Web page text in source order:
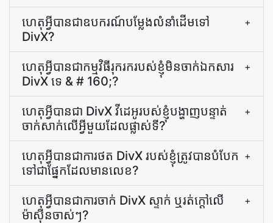
ហេតុ​អ្វី​បាន​ជា​ឧបករណ៍​បម្លែង​លំនាំដើម​ទៅ
DivX?
+
ហេតុ​អ្វី​បាន​ជា​កម្មវិធី​រុករក​របស់​ខ្ញុំ​មិន​ចាក់​ឯកសារ
DivX ទេ & # 160;?
+
ហេតុអ្វីបានជា DivX វីដេអូរបស់ខ្ញុំបង្ហាញបន្ទាត់
ចាក់សាក់លើអ្វីមួយដែលផ្លាស់ទី?
+
ហេតុអ្វី​បាន​ជា​ការ​ថត DivX របស់​ខ្ញុំ​ត្រូវ​បាន​បំបែក​
ទៅ​ជា​ផ្នែក​ដែល​មាន​លេខ?
+
ហេតុអ្វី​បាន​ជា​ការ​ចាក់​ DivX ស្ទាក់ ឬ​រត់​ក្តៅ​លើ​
ម៉ាស៊ីន​ចាស់ៗ?
+